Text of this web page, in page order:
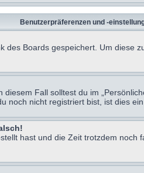
Benutzerpräferenzen und -
Boards gespeichert. Um diese
Fall solltest du im
nicht registriert bist, ist dies
hast und die Zeit trotzdem